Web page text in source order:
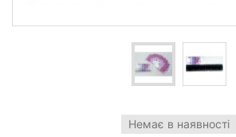
Немає в наявності